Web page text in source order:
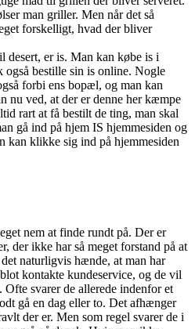
man griller. Men når det så
forskelligt, hvad der bliver
desert, er is. Man kan købe is i
bestille sin is online. Nogle
forbi ens bopæl, og man kan
nu ved, at der er denne her kæmpe
rart at få bestilt de ting, man skal
gå ind på hjem IS hjemmesiden og
kan klikke sig ind på hjemmesiden
nem at finde rundt på. Der er
der ikke har så meget forstand på at
naturligvis hænde, at man har
kontakte kundeservice, og de vil
Ofte svarer de allerede indenfor et
gå en dag eller to. Det afhænger
der er. Men som regel svarer de i